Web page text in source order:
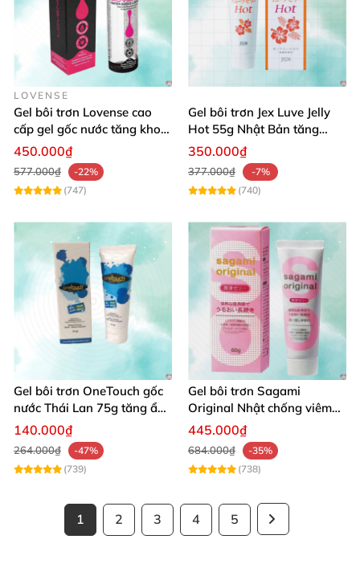
+ Thông Tin Liên Hệ:
LOVENSE
Gel bôi trơn Lovense cao
cấp gel gốc nước tăng khoái
cảm hỗ trợ oral sex
450.000₫
577.000₫
-22%
(747)
Gel bôi trơn Jex Luve Jelly
Hot 55g Nhật Bản tăng
khoái cảm
350.000₫
377.000₫
-7%
(740)
Gel bôi trơn OneTouch gốc
nước Thái Lan 75g tăng ẩm
hiệu quả
140.000₫
264.000₫
-47%
(739)
Gel bôi trơn Sagami
Original Nhật chống viêm
an toàn da
445.000₫
684.000₫
-35%
(738)
1 2 3 4 5